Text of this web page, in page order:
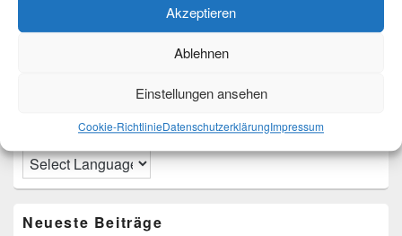
Akzeptieren
Ablehnen
Einstellungen ansehen
Cookie-RichtlinieDatenschutzerklärungImpressum
Ich bin Martina und Autorin dieses Blogs.
Translate:
Neueste Beiträge